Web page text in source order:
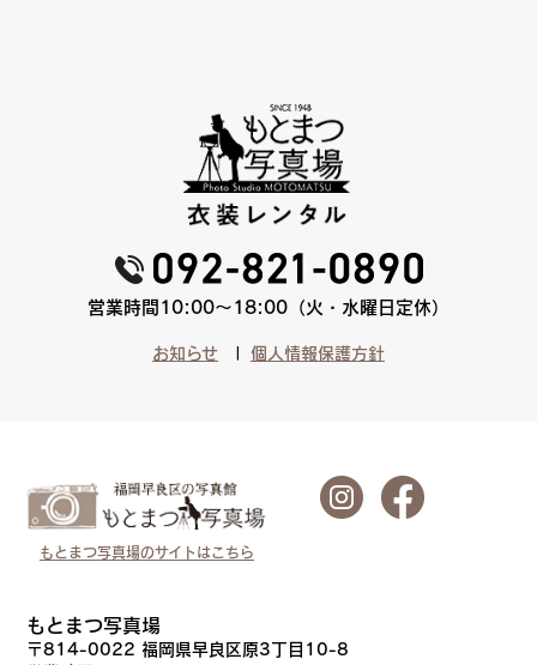
営業時間10:00〜18:00（火・水曜日定休）
お知らせ 個人情報保護方針
もとまつ写真場のサイトはこちら
もとまつ写真場
〒814-0022 福岡県早良区原3丁目10-8